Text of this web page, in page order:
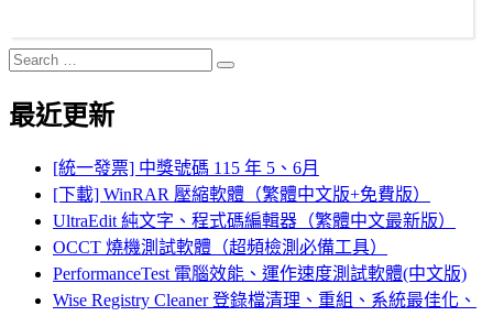
Search
for:
Search
最近更新
[統一發票] 中獎號碼 115 年 5、6月
[下載] WinRAR 壓縮軟體（繁體中文版+免費版）
UltraEdit 純文字、程式碼編輯器（繁體中文最新版）
OCCT 燒機測試軟體（超頻檢測必備工具）
PerformanceTest 電腦效能、運作速度測試軟體(中文版)
Wise Registry Cleaner 登錄檔清理、重組、系統最佳化、